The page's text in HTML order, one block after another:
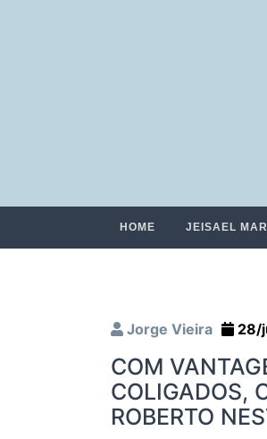
HOME JEISAEL
Jorge Vieira 28/
COM
COLIGADOS,
ROBERTO